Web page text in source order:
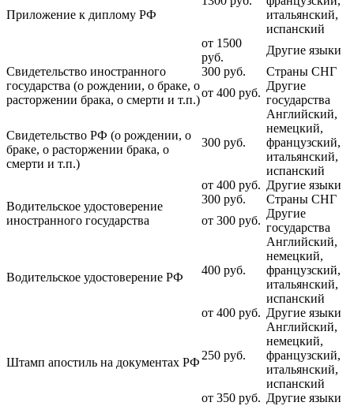
Приложение к диплому РФ
итальянский,
испанский
от 1500
руб.
Другие языки
Свидетельство иностранного
государства (о рождении, о браке, о
расторжении брака, о смерти и т.п.)
300 руб.
Страны СНГ
от 400 руб.
Другие
государства
Свидетельство РФ (о рождении, о
браке, о расторжении брака, о
смерти и т.п.)
300 руб.
Английский,
немецкий,
французский,
итальянский,
испанский
от 400 руб. Другие языки
Водительское удостоверение
иностранного государства
300 руб.
Страны СНГ
от 300 руб.
Другие
государства
Водительское удостоверение РФ
400 руб.
Английский,
немецкий,
французский,
итальянский,
испанский
от 400 руб. Другие языки
Штамп апостиль на документах РФ
250 руб.
Английский,
немецкий,
французский,
итальянский,
испанский
от 350 руб. Другие языки